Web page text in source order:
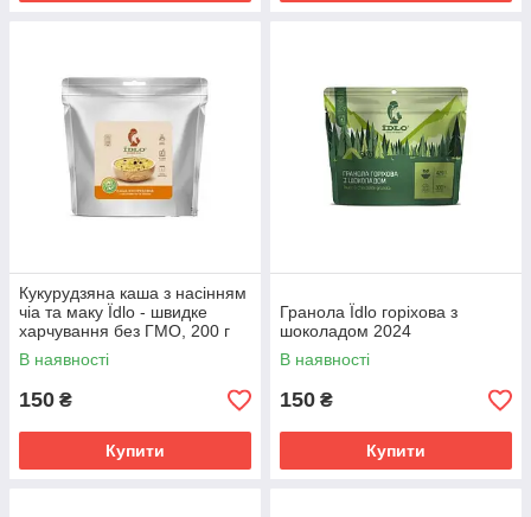
Кукурудзяна каша з насінням
чіа та маку Їdlo - швидке
харчування без ГМО, 200 г
В наявності
150 ₴
Купити
Гранола Їdlo горіхова з
шоколадом 2024
В наявності
150 ₴
Купити